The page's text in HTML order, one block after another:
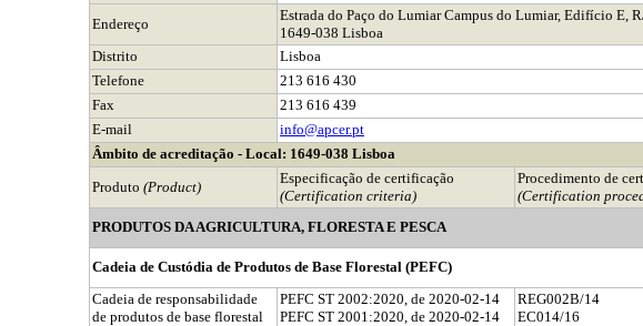
Endereço
Estrada do Paço do Lumiar Campus do Lumiar, Edifício E,
1649-038 Lisboa
Distrito
Lisboa
Telefone
213 616 430
Fax
213 616 439
E-mail
info@apcer.pt
Âmbito de acreditação - Local: 1649-038 Lisboa
Produto (Product)
Especificação de certificação
(Certification criteria)
Procedimento de
(Certification
PRODUTOS DA AGRICULTURA, FLORESTA E PESCA
Cadeia de Custódia de Produtos de Base Florestal (PEFC)
Cadeia de responsabilidade
de produtos de base florestal
PEFC ST 2002:2020, de 2020-02-14
PEFC ST 2001:2020, de 2020-02-14
REG002B/14
EC014/16